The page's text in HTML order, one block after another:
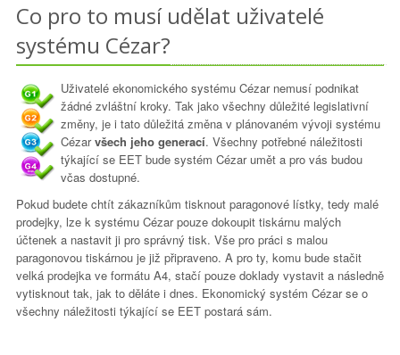
Co pro to musí udělat uživatelé
systému Cézar?
Uživatelé ekonomického systému Cézar nemusí podnikat
žádné zvláštní kroky. Tak jako všechny důležité legislativní
změny, je i tato důležitá změna v plánovaném vývoji systému
Cézarvšech jeho generací. Všechny potřebné náležitosti
týkající se EET bude systém Cézar umět a pro vás budou
včas dostupné.
Pokud budete chtít zákazníkům tisknout paragonové lístky, tedy malé
prodejky, lze k systému Cézar pouze dokoupit tiskárnu malých
účtenek a nastavit ji pro správný tisk. Vše pro práci s malou
paragonovou tiskárnou je již připraveno. A pro ty, komu bude stačit
velká prodejka ve formátu A4, stačí pouze doklady vystavit a následně
vytisknout tak, jak to děláte i dnes. Ekonomický systém Cézar se o
všechny náležitosti týkající se EET postará sám.